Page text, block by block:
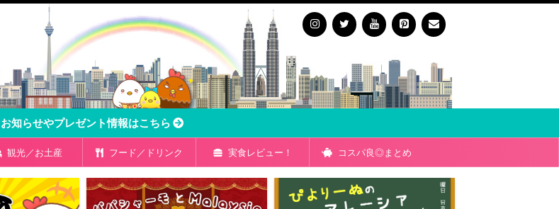
お知らせやプレゼント情報はこちら
観光／お土産 フード／ドリンク 実食レビュー！ コスパ良◎まとめ